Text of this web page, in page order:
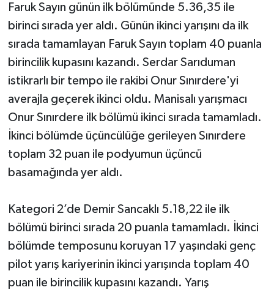
Faruk Sayın günün ilk bölümünde 5.36,35 ile
birinci sırada yer aldı. Günün ikinci yarışını da ilk
sırada tamamlayan Faruk Sayın toplam 40 puanla
birincilik kupasını kazandı. Serdar Sarıduman
istikrarlı bir tempo ile rakibi Onur Sınırdere'yi
averajla geçerek ikinci oldu. Manisalı yarışmacı
Onur Sınırdere ilk bölümü ikinci sırada tamamladı.
İkinci bölümde üçüncülüğe gerileyen Sınırdere
toplam 32 puan ile podyumun üçüncü
basamağında yer aldı.
Kategori 2’de Demir Sancaklı 5.18,22 ile ilk
bölümü birinci sırada 20 puanla tamamladı. İkinci
bölümde temposunu koruyan 17 yaşındaki genç
pilot yarış kariyerinin ikinci yarışında toplam 40
puan ile birincilik kupasını kazandı. Yarış